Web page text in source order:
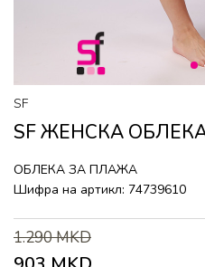
1
SF
SF ЖЕНСКА
ОБЛЕКА ЗА ПЛАЖА
Шифра на артикл: 74739610
1.290MKD